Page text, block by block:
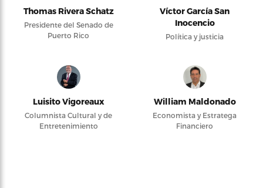
Thomas Rivera Schatz
Presidente del Senado de
Puerto Rico
Víctor García San
Inocencio
Política y justicia
Luisito Vigoreaux
Columnista Cultural y de
Entretenimiento
William Maldonado
Economista y Estratega
Financiero